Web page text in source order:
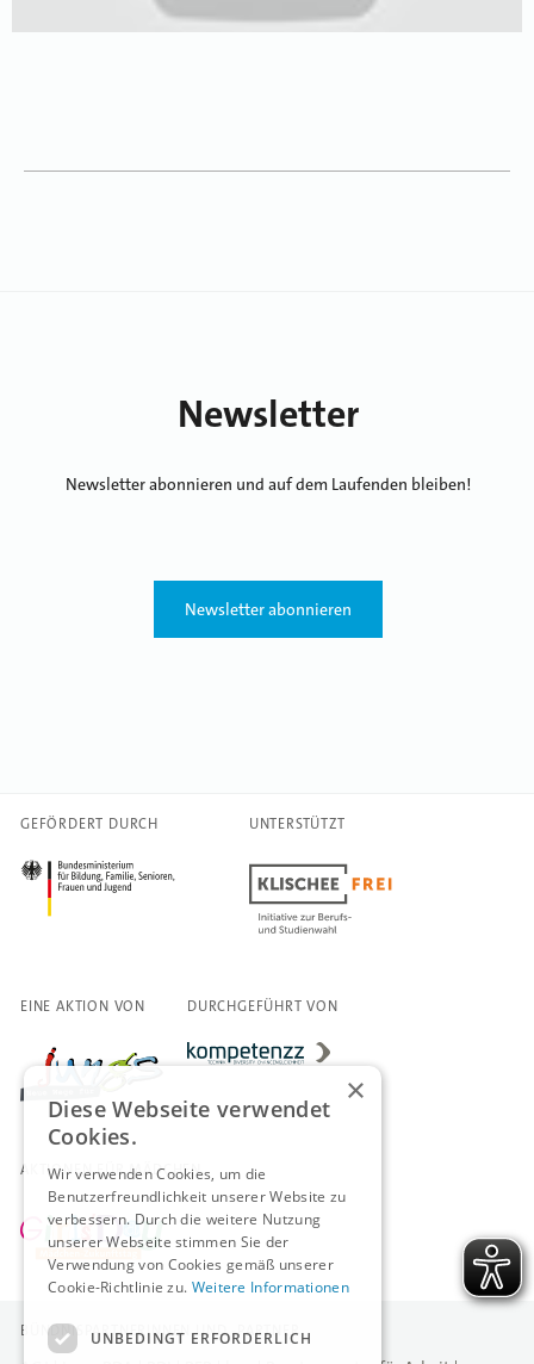
Newsletter
Newsletter abonnieren und auf dem Laufenden bleiben!
Newsletter abonnieren
GEFÖRDERT DURCH UNTERSTÜTZT
EINE AKTION VON DURCHGEFÜHRT VON
AKTIONEN FÜR MÄDCHEN
BÜNDNISPARTNERINNEN UND -PARTNER
×
Diese Webseite verwendet
Cookies.
Wir verwenden Cookies, um die
Benutzerfreundlichkeit unserer Website zu
verbessern. Durch die weitere Nutzung
unserer Webseite stimmen Sie der
Verwendung von Cookies gemäß unserer
Cookie-Richtlinie zu. Weitere Informationen
UNBEDINGT ERFORDERLICH